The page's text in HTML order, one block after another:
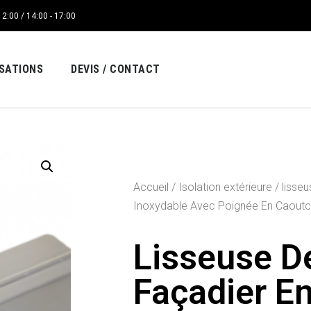
/ 14:00 - 17:00
DEVIS / CONTACT
Accueil / Isolation extérieure /
Inoxydable Avec Poignée En
Lisseuse
Façadier